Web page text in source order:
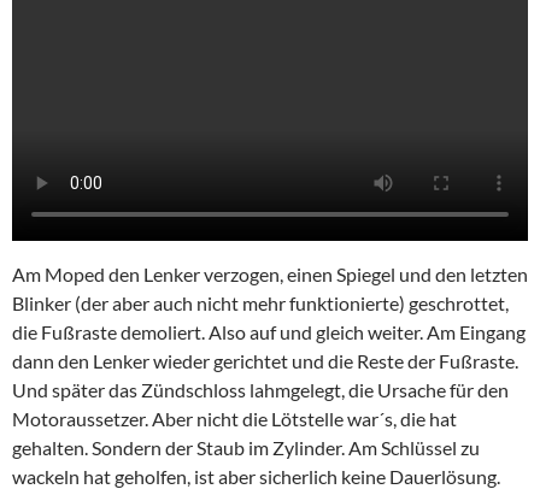
Am Moped den Lenker verzogen, einen Spiegel und den letzten
Blinker (der aber auch nicht mehr funktionierte) geschrottet,
die Fußraste demoliert. Also auf und gleich weiter. Am Eingang
dann den Lenker wieder gerichtet und die Reste der Fußraste.
Und später das Zündschloss lahmgelegt, die Ursache für den
Motoraussetzer. Aber nicht die Lötstelle war´s, die hat
gehalten. Sondern der Staub im Zylinder. Am Schlüssel zu
wackeln hat geholfen, ist aber sicherlich keine Dauerlösung.